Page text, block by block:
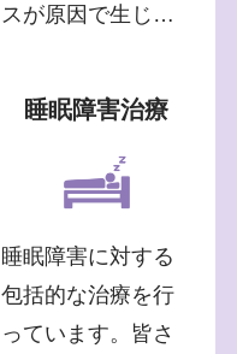
スが原因で生じた
適切に診療しま
睡眠障害治療
睡眠障害に対する
包括的な治療を行
っています。皆さ